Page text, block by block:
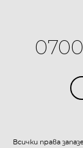
Всички права